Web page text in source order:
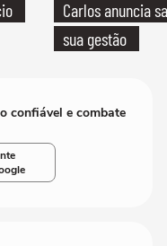
Carlos anuncia
sua gestão
confiável e combate